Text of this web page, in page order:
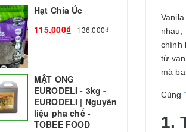
chính
từ
mà
Cùng
1.
Hạt Chia Úc
115.000₫
136.000₫
MẬT ONG
EURODELI - 3kg -
EURODELI | Nguyên
liệu pha chế -
TOBEE FOOD